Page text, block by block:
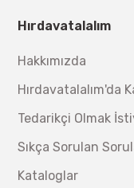
Lüdecke
Hırdavatalalım
Hakkımızda
Hırdavatalalım'da
Tedarikçi Olmak
Sıkça Sorulan
Kataloglar